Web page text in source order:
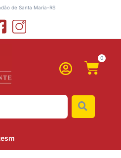
de Santa Maria-RS
0